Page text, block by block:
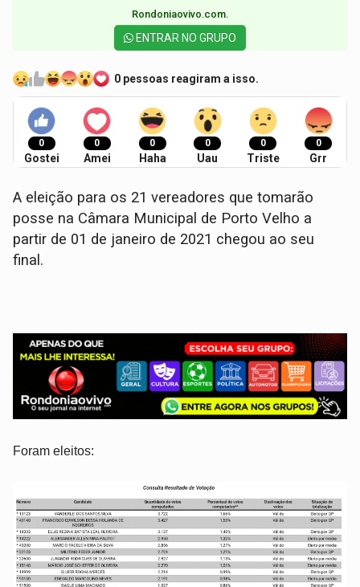
Rondoniaovivo.com.​
ENTRAR NO GRUPO
0 pessoas reagiram a isso.
0
Gostei
0
Amei
0
Haha
0
Uau
0
Triste
0
Grr
A eleição para os 21 vereadores que tomarão
posse na Câmara Municipal de Porto Velho a
partir de 01 de janeiro de 2021 chegou ao seu
final.
Foram eleitos: